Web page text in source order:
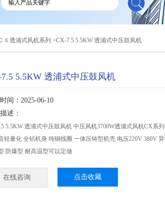
Ｘ透浦式风机系列 >CX-7.5 5.5KW 透浦式中压鼓风机
5.5KW 透浦式中压鼓风机
间：2025-06-10
述：
5.5KW 透浦式中压鼓风机 中压风机3700W透浦式风机CX系列
轻量化 全铝机身 纯铜线圈 一体压铸型机壳 电压220V 380V 异
防爆型 耐高温型可以定做
在线咨询 点击收藏